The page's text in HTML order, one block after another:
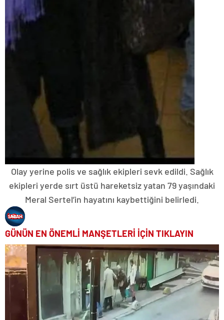
Olay yerine polis ve sağlık ekipleri sevk edildi. Sağlık
ekipleri yerde sırt üstü hareketsiz yatan 79 yaşındaki
Meral Sertel’in hayatını kaybettiğini belirledi.
GÜNÜN EN ÖNEMLİ MANŞETLERİ İÇİN TIKLAYIN